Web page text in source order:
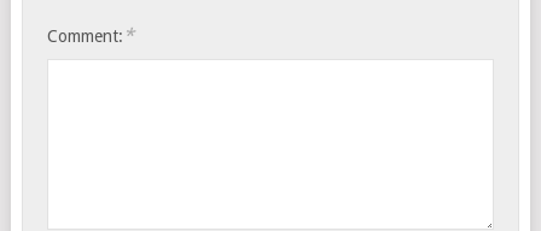
Comment: *